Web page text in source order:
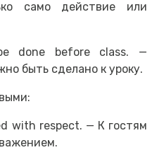
само действие или
done before class. —
быть сделано к уроку.
with respect. — К гостям